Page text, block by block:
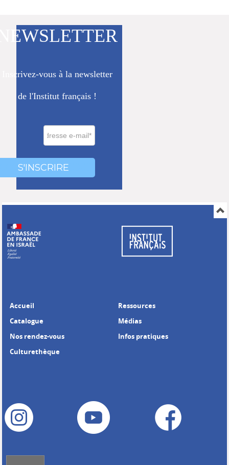
Inscrivez-vous à la newsletter
de l'Institut français !
S'INSCRIRE
Accueil
Catalogue
Nos rendez-vous
Culturethèque
Ressources
Médias
Infos pratiques